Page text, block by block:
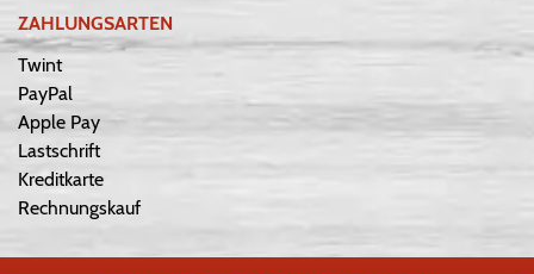
ZAHLUNGSARTEN
Twint
PayPal
Apple Pay
Lastschrift
Kreditkarte
Rechnungskauf